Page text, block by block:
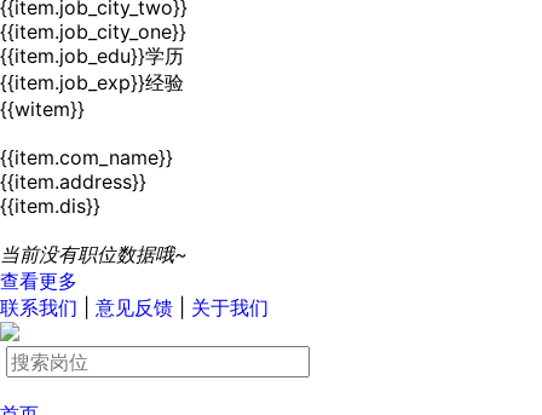
{{item.job_city_two}}
{{item.job_city_one}}
{{item.job_edu}}学历
{{item.job_exp}}经验
{{witem}}
{{item.com_name}}
{{item.address}}
{{item.dis}}
当前没有职位数据哦~
查看更多
联系我们
意见反馈 关于我们